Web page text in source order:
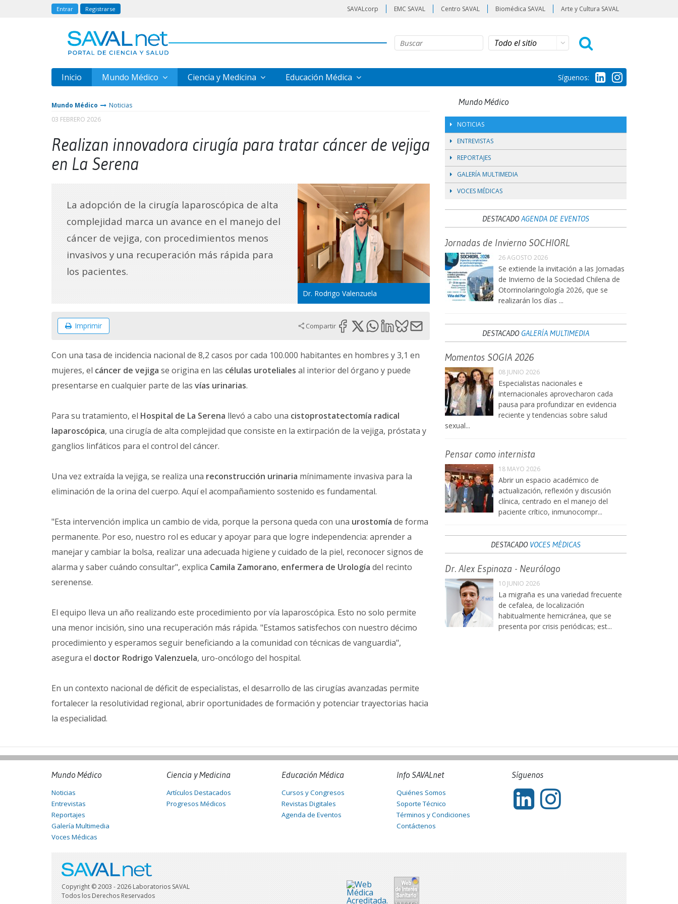
Entrar Registrarse SAVALcorp EMC SAVAL Centro SAVAL Biomédica SAVAL Arte y Cultura SAVAL
Inicio Mundo Médico Ciencia y Medicina Educación Médica Síguenos:
Mundo Médico
Noticias
03 FEBRERO 2026
Realizan innovadora cirugía para tratar cáncer de vejiga
en La Serena
Dr. Rodrigo Valenzuela
La adopción de la cirugía laparoscópica de alta
complejidad marca un avance en el manejo del
cáncer de vejiga, con procedimientos menos
invasivos y una recuperación más rápida para
los pacientes.
Imprimir Compartir
Con una tasa de incidencia nacional de 8,2 casos por cada 100.000 habitantes en hombres y 3,1 en
mujeres, el cáncer de vejiga se origina en las células uroteliales al interior del órgano y puede
presentarse en cualquier parte de las vías urinarias.
Para su tratamiento, el Hospital de La Serena llevó a cabo una cistoprostatectomía radical
laparoscópica, una cirugía de alta complejidad que consiste en la extirpación de la vejiga, próstata y
ganglios linfáticos para el control del cáncer.
Una vez extraída la vejiga, se realiza una reconstrucción urinaria mínimamente invasiva para la
eliminación de la orina del cuerpo. Aquí el acompañamiento sostenido es fundamental.
"Esta intervención implica un cambio de vida, porque la persona queda con una urostomía de forma
permanente. Por eso, nuestro rol es educar y apoyar para que logre independencia: aprender a
manejar y cambiar la bolsa, realizar una adecuada higiene y cuidado de la piel, reconocer signos de
alarma y saber cuándo consultar", explica Camila Zamorano, enfermera de Urología del recinto
serenense.
El equipo lleva un año realizando este procedimiento por vía laparoscópica. Esto no solo permite
una menor incisión, sino una recuperación más rápida. "Estamos satisfechos con nuestro décimo
procedimiento y esperamos seguir beneficiando a la comunidad con técnicas de vanguardia",
asegura el doctor Rodrigo Valenzuela, uro-oncólogo del hospital.
En un contexto nacional de déficit de especialistas, el desarrollo de las cirugías avanzadas permite
fortalecer la resolutividad regional, abrir oportunidades de formación y potenciar trayectorias hacia
la especialidad.
Mundo Médico
NOTICIAS
ENTREVISTAS
REPORTAJES
GALERÍA MULTIMEDIA
VOCES MÉDICAS
DESTACADOAGENDA DE EVENTOS
Jornadas de Invierno SOCHIORL
26 AGOSTO 2026
Se extiende la invitación a las Jornadas
de Invierno de la Sociedad Chilena de
Otorrinolaringología 2026, que se
realizarán los días ...
DESTACADO GALERÍA MULTIMEDIA
Momentos SOGIA 2026
08 JUNIO 2026
Especialistas nacionales e
internacionales aprovecharon cada
pausa para profundizar en evidencia
reciente y tendencias sobre salud
sexual...
Pensar como internista
18 MAYO 2026
Abrir un espacio académico de
actualización, reflexión y discusión
clínica, centrado en el manejo del
paciente crítico, inmunocompr...
DESTACADO VOCES MÉDICAS
Dr. Alex Espinoza - Neurólogo
10 JUNIO 2026
La migraña es una variedad frecuente
de cefalea, de localización
habitualmente hemicránea, que se
presenta por crisis periódicas; est...
Mundo Médico
Noticias
Entrevistas
Reportajes
Galería Multimedia
Voces Médicas
Ciencia y Medicina
Artículos Destacados
Progresos Médicos
Educación Médica
Cursos y Congresos
Revistas Digitales
Agenda de Eventos
Info SAVALnet
Quiénes Somos
Soporte Técnico
Términos y Condiciones
Contáctenos
Síguenos
Copyright © 2003 - 2026 Laboratorios SAVAL
Todos los Derechos Reservados